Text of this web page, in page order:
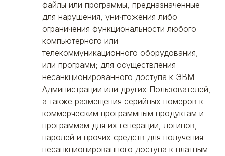
файлы или программы, предназначенные
для нарушения, уничтожения либо
ограничения функциональности любого
компьютерного или
телекоммуникационного оборудования,
или программ; для осуществления
несанкционированного доступа к ЭВМ
Администрации или других Пользователей,
а также размещения серийных номеров к
коммерческим программным продуктам и
программам для их генерации, логинов,
паролей и прочих средств для получения
несанкционированного доступа к платным